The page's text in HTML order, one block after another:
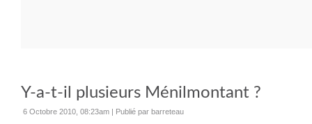
Y-a-t-il plusieurs Ménilmontant ?
6 Octobre 2010, 08:23am | Publié par barreteau